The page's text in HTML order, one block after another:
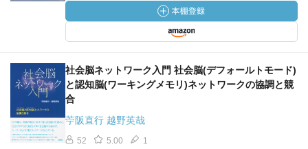
社会脳ネットワーク入門 社会脳(デフォールトモード)
と認知脳(ワーキングメモリ)ネットワークの協調と競
合
苧阪直行 越野英哉
52 5.00 1